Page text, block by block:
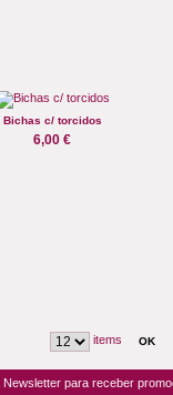
Bichas c/ torcidos
6,00 €
items
para receber